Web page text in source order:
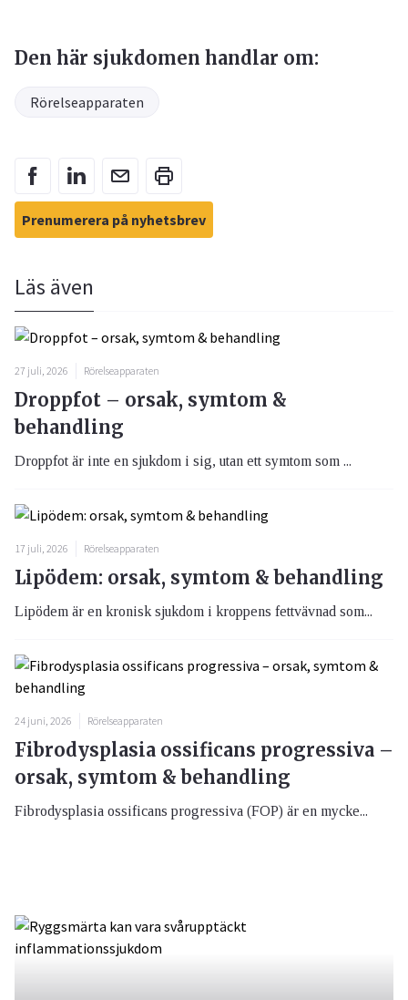
Den här sjukdomen handlar om:
Rörelseapparaten
Prenumerera på nyhetsbrev
Läs även
27 juli, 2026 Rörelseapparaten
Droppfot – orsak, symtom &
behandling
Droppfot är inte en sjukdom i sig, utan ett symtom som ...
17 juli, 2026 Rörelseapparaten
Lipödem: orsak, symtom & behandling
Lipödem är en kronisk sjukdom i kroppens fettvävnad som...
24 juni, 2026 Rörelseapparaten
Fibrodysplasia ossificans progressiva –
orsak, symtom & behandling
Fibrodysplasia ossificans progressiva (FOP) är en mycke...